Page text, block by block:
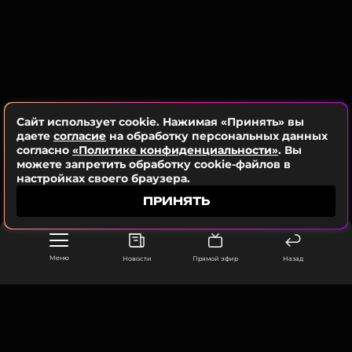
Меню Новости Прямой эфир Назад
ПОДПИСАТЬСЯ
Сайт использует cookie. Нажимая «Принять» вы
даете согласие на обработку персональных данных
согласно «Политике конфиденциальности». Вы
можете запретить обработку cookie-файлов в
настройках своего браузера.
ПРИНЯТЬ